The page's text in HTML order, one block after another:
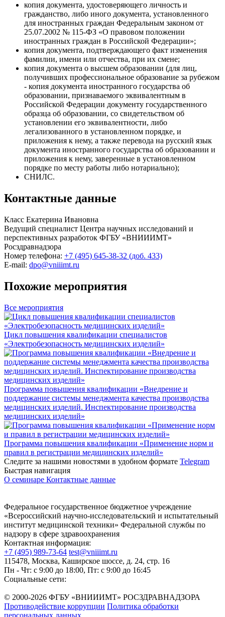
копия документа, удостоверяющего личность и
гражданство, либо иного документа, установленного
для иностранных граждан Федеральным законом от
25.07.2002 № 115-ФЗ «О правовом положении
иностранных граждан в Российской Федерации»;
копия документа, подтверждающего факт изменения
фамилии, имени или отчества, при их смене;
копия документа о высшем образовании (для лиц,
получивших профессиональное образование за рубежом
- копия документа иностранного государства об
образовании, признаваемого эквивалентным в
Российской Федерации документу государственного
образца об образовании, со свидетельством об
установлении его эквивалентности, либо
легализованного в установленном порядке, и
приложения к нему, а также перевода на русский язык
документа иностранного государства об образовании и
приложения к нему, заверенные в установленном
порядке по месту работы либо нотариально);
СНИЛС.
Контактные данные
Класс Екатерина Ивановна
Ведущий специалист Центра научных исследований и
перспективных разработок ФГБУ «ВНИИИМТ»
Росздравнадзора
Номер телефона: +7 (495) 645-38-32 (доб. 433)
E-mail: dpo@vniiimt.ru
Похожие мероприятия
Все мероприятия
Цикл повышения квалификации специалистов
«Электробезопасность медицинских изделий»
Программа повышения квалификации «Внедрение и
поддержание системы менеджмента качества производства
медицинских изделий. Инспектирование производства
медицинских изделий»
Программа повышения квалификации «Применение норм и
правил в регистрации медицинских изделий»
Следите за нашими новостями в удобном формате Telegram
Быстрая навигация
О семинаре Контактные данные
Федеральное государственное бюджетное учреждение
«Всероссийский научно-исследовательский и испытательный
институт медицинской техники» Федеральной службы по
надзору в сфере здравоохранения
Контактная информация:
+7 (495) 989-73-64 test@vniiimt.ru
115478, Москва, Каширское шоссе, д. 24, стр. 16
Пн - Чт: с 9:00 до 18:00, Пт: с 9:00 до 16:45
Социальные сети:
© 2000-2026 ФГБУ «ВНИИИМТ» РОСЗДРАВНАДЗОРА
Противодействие коррупции Политика обработки
персональных данных